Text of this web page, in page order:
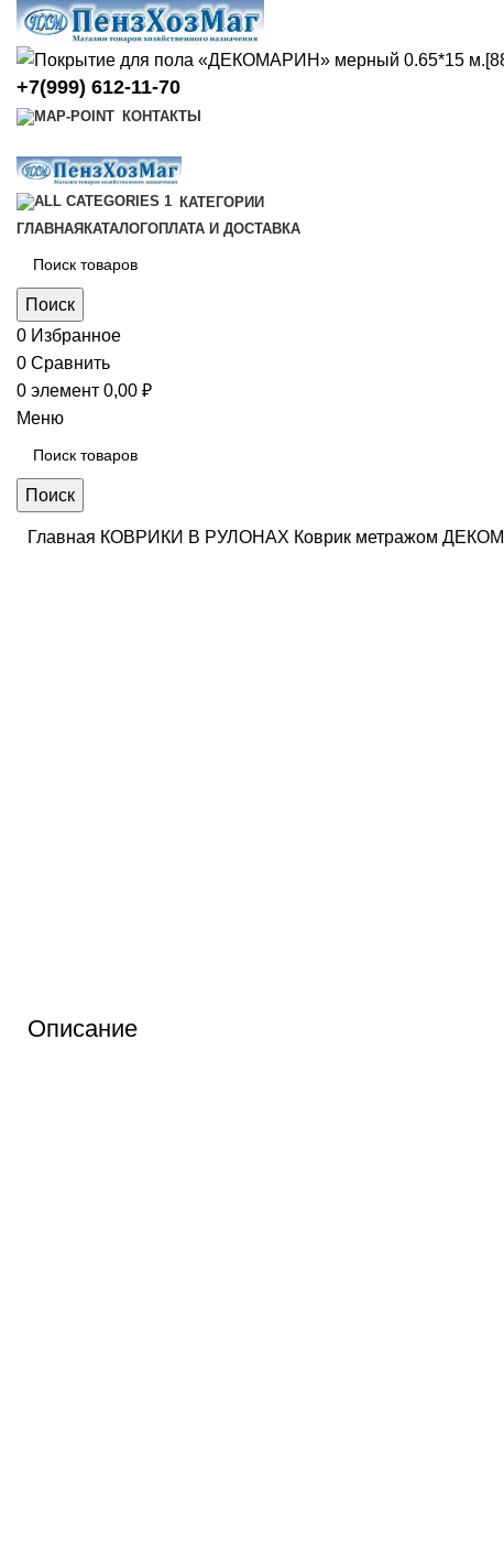
+7(999) 612-11-70
КОНТАКТЫ
КАТЕГОРИИ
ГЛАВНАЯ КАТАЛОГОПЛАТА И ДОСТАВКА
Поиск
0 Избранное
0 Сравнить
0 элемент 0,00 ₽
Меню
Поиск
Главная КОВРИКИ В РУЛОНАХ Коврик метражом
Описание